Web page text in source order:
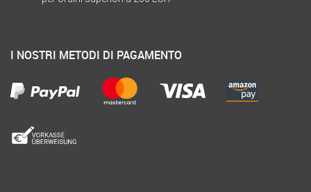
I NOSTRI METODI DI PAGAMENTO